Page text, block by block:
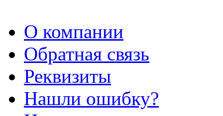
О компании
Обратная связь
Реквизиты
Нашли ошибку?